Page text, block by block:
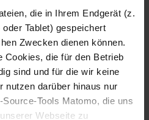
die in Ihrem Endgerät (z.
Tablet) gespeichert
Zwecken dienen können.
Cookies, die für den Betrieb
sind und für die wir keine
nutzen darüber hinaus nur
Tools Matomo, die uns
Webseite zu
Fotografo: Lorenz
Sternbach
Download